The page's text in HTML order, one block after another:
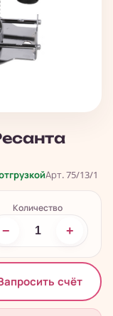
Арт. 75/13/1
Количество
− +
счёт